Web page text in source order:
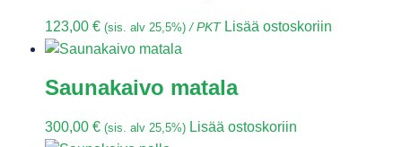
123,00 € (sis. alv 25,5%) / PKT Lisää ostoskoriin
Saunakaivo matala
300,00 € (sis. alv 25,5%) Lisää ostoskoriin